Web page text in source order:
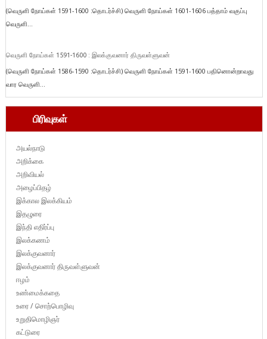
(வெருளி நோய்கள் 1591-1600 :தொடர்ச்சி) வெருளி நோய்கள் 1601-1606 பத்தாம் வகுப்பு
வெருளி...
வெருளி நோய்கள் 1591-1600 : இலக்குவனார் திருவள்ளுவன்
(வெருளி நோய்கள் 1586-1590 :தொடர்ச்சி) வெருளி நோய்கள் 1591-1600 பதினொன்றாவது
வார வெருளி...
பிரிவுகள்
அயல்நாடு
அறிக்கை
அறிவியல்
அழைப்பிதழ்
இக்கால இலக்கியம்
இதழுரை
இந்தி எதிர்ப்பு
இலக்கணம்
இலக்குவனார்
இலக்குவனார் திருவள்ளுவன்
ஈழம்
உண்மைக்கதை
உரை / சொற்பொழிவு
உறுதிமொழிஞர்
கட்டுரை